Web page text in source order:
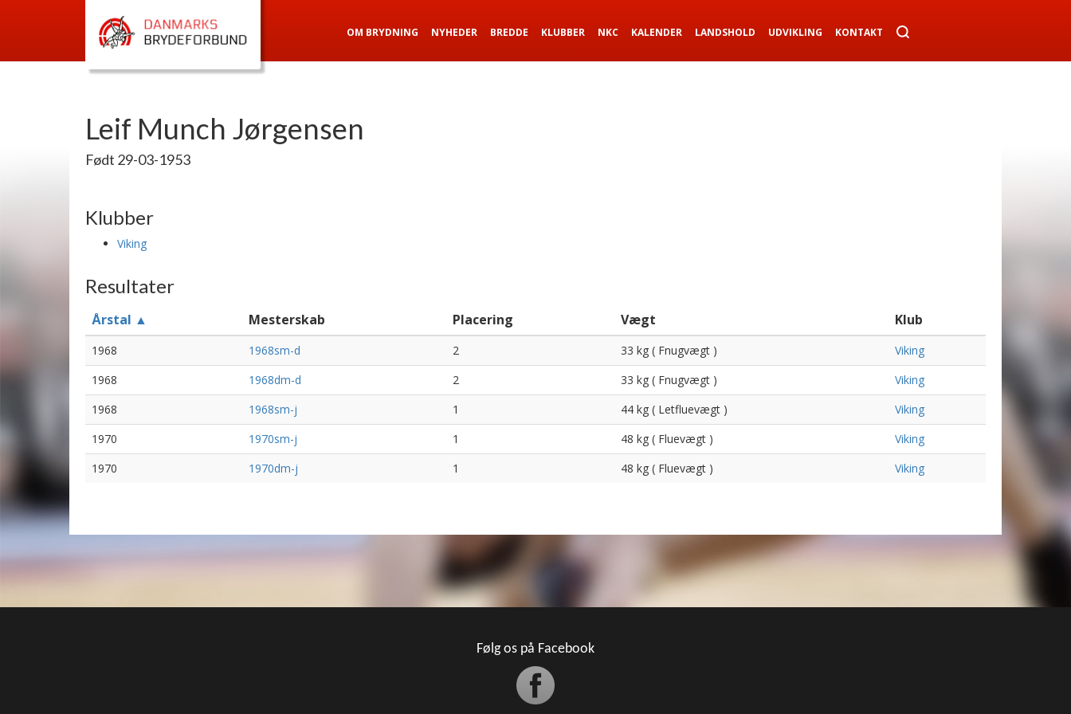
OM BRYDNING NYHEDER BREDDE KLUBBER NKC KALENDER LANDSHOLD UDVIKLING KONTAKT
Leif Munch Jørgensen
Født 29-03-1953
Klubber
Viking
Resultater
Årstal ▲ Mesterskab Placering Vægt Klub
1968 1968sm-d 2 33 kg ( Fnugvægt )
Viking
1968
1968dm-d 2 33 kg ( Fnugvægt )
Viking
1968
1968sm-j 1 44 kg ( Letfluevægt )
Viking
1970
1970sm-j 1 48 kg ( Fluevægt )
Viking
1970
1970dm-j 1 48 kg ( Fluevægt ) Viking
Følg os på Facebook